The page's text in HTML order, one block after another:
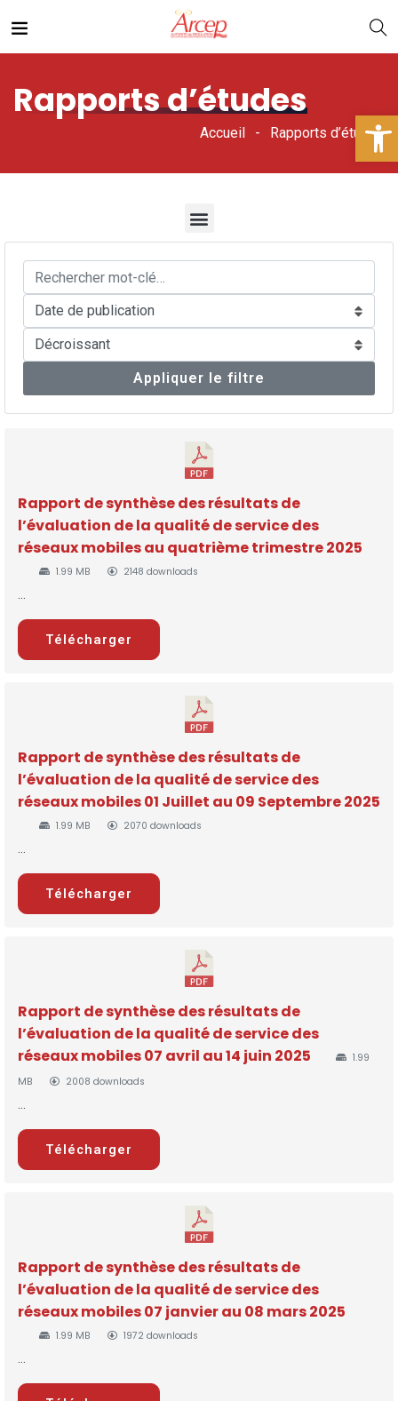
Rapports d’études
Accueil Rapports d’études
Appliquer le filtre
Rapport de synthèse des résultats de
l’évaluation de la qualité de service des
réseaux mobiles au quatrième trimestre 2025
1.99 MB 2148 downloads
...
Télécharger
Rapport de synthèse des résultats de
l’évaluation de la qualité de service des
réseaux mobiles 01 Juillet au 09 Septembre 2025
1.99 MB 2070 downloads
...
Télécharger
Rapport de synthèse des résultats de
l’évaluation de la qualité de service des
réseaux mobiles 07 avril au 14 juin 2025
1.99
MB
2008 downloads
...
Télécharger
Rapport de synthèse des résultats de
l’évaluation de la qualité de service des
réseaux mobiles 07 janvier au 08 mars 2025
1.99 MB 1972 downloads
...